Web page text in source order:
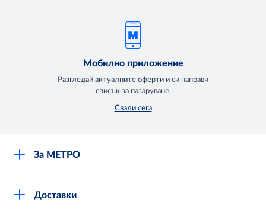
Мобилно приложение
Разгледай актуалните оферти и си направи
списък за пазаруване.
Свали сега
За МЕТРО
Доставки